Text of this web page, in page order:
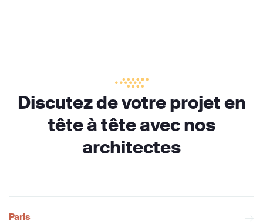
Discutez de votre projet en
tête à tête avec nos
architectes
Paris